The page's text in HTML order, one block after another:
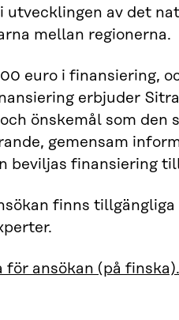
utvecklingen av det
mellan regionerna.
euro i finansiering,
erbjuder
önskemål som den
gemensam
beviljas finansiering
finns
ansökan (på finska).